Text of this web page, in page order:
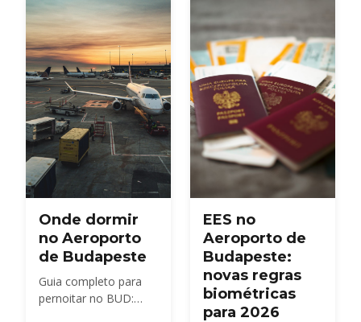
ônibus 100E, táxis
oficiais, Bolt e
transferes privados,
com preços reais.
Onde dormir
no Aeroporto
de Budapeste
Guia completo para
pernoitar no BUD:
EES no
Aeroporto de
Budapeste:
novas regras
biométricas
para 2026